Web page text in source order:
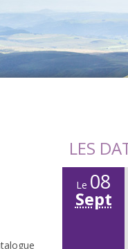
LES
Le 08
Sept